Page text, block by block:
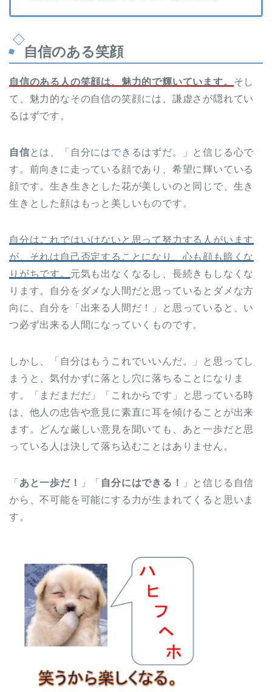
自信のある笑顔
自信のある人の笑顔は、魅力的で輝いています。 そし
て、魅力的なその自信の笑顔には、謙虚さが隠れてい
るはずです。
自信 とは、「自分にはできるはずだ。」と信じる心で
す。前向きに走っている顔であり、希望に輝いている
顔です。生き生きとした花が美しいのと同じで、生き
生きとした顔はもっと美しいものです。
自分はこれではいけないと思って努力する人がいます
が、それは自己否定することになり、心も顔も暗くな
りがちです。 元気も出なくなるし、長続きもしなくな
ります。自分をダメな人間だと思っているとダメな方
向に、自分を「出来る人間だ！」と思っていると、い
つ必ず出来る人間になっていくものです。
しかし、「自分はもうこれでいいんだ。」と思ってし
まうと、気付かずに落とし穴に落ちることになりま
す。「まだまだだ」「これからです」と思っている時
は、他人の忠告や意見に素直に耳を傾けることが出来
ます。どんな厳しい意見を聞いても、あと一歩だと思
っている人は決して落ち込むことはありません。
「 あと一歩だ！ 」「 自分にはできる！
」と信じる自信
から、不可能を可能にする力が生まれてくると思いま
す。